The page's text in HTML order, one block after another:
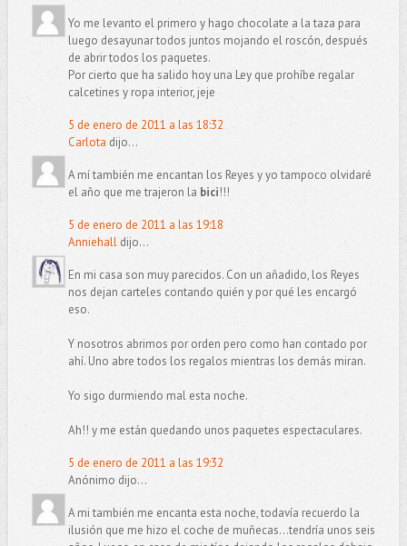
Yo me levanto el primero y hago chocolate a la taza para
luego desayunar todos juntos mojando el roscón, después
de abrir todos los paquetes.
Por cierto que ha salido hoy una Ley que prohíbe regalar
calcetines y ropa interior, jeje
5 de enero de 2011 a las 18:32
Carlota dijo...
A mí también me encantan los Reyes y yo tampoco olvidaré
el año que me trajeron la bici!!!
5 de enero de 2011 a las 19:18
Anniehalldijo...
En mi casa son muy parecidos. Con un añadido, los Reyes
nos dejan carteles contando quién y por qué les encargó
eso.
Y nosotros abrimos por orden pero como han contado por
ahí. Uno abre todos los regalos mientras los demás miran.
Yo sigo durmiendo mal esta noche.
Ah!! y me están quedando unos paquetes espectaculares.
5 de enero de 2011 a las 19:32
Anónimo dijo...
A mi también me encanta esta noche, todavía recuerdo la
ilusión que me hizo el coche de muñecas...tendría unos seis